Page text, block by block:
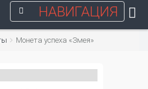
НАВИГАЦИЯ
Монета успеха «Змея»